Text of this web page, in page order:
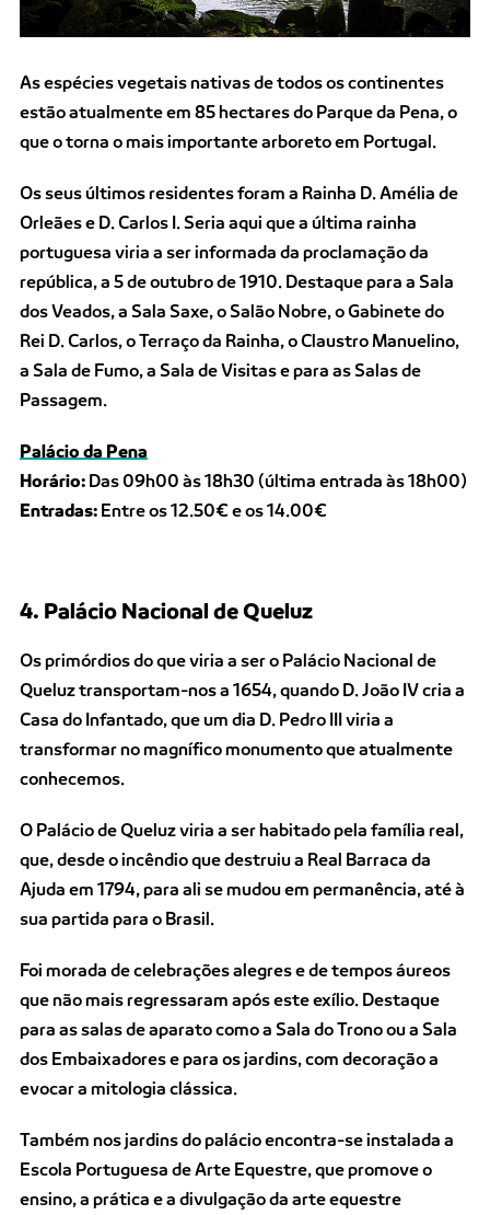
As espécies vegetais nativas de todos os continentes
estão atualmente em 85 hectares do Parque da Pena, o
que o torna o mais importante arboreto em Portugal.
Os seus últimos residentes foram a Rainha D. Amélia de
Orleães e D. Carlos I. Seria aqui que a última rainha
portuguesa viria a ser informada da proclamação da
república, a 5 de outubro de 1910. Destaque para a Sala
dos Veados, a Sala Saxe, o Salão Nobre, o Gabinete do
Rei D. Carlos, o Terraço da Rainha, o Claustro Manuelino,
a Sala de Fumo, a Sala de Visitas e para as Salas de
Passagem.
Palácio da Pena
Horário: Das 09h00 às 18h30 (última entrada às 18h00)
Entradas: Entre os 12.50€ e os 14.00€
4. Palácio Nacional de Queluz
Os primórdios do que viria a ser o Palácio Nacional de
Queluz transportam-nos a 1654, quando D. João IV cria a
Casa do Infantado, que um dia D. Pedro III viria a
transformar no magnífico monumento que atualmente
conhecemos.
O Palácio de Queluz viria a ser habitado pela família real,
que, desde o incêndio que destruiu a Real Barraca da
Ajuda em 1794, para ali se mudou em permanência, até à
sua partida para o Brasil.
Foi morada de celebrações alegres e de tempos áureos
que não mais regressaram após este exílio. Destaque
para as salas de aparato como a Sala do Trono ou a Sala
dos Embaixadores e para os jardins, com decoração a
evocar a mitologia clássica.
Também nos jardins do palácio encontra-se instalada a
Escola Portuguesa de Arte Equestre, que promove o
ensino, a prática e a divulgação da arte equestre